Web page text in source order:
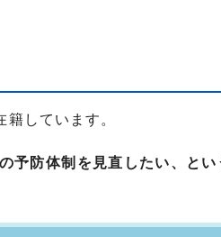
しています。
予防体制を見直したい、と